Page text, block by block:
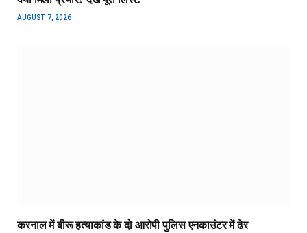
AUGUST 7, 2026
करनाल में बीरू हत्याकांड के दो आरोपी पुलिस एनकाउंटर में ढेर